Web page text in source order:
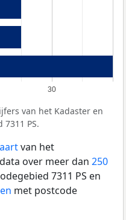
30
van het Kadaster en
PS.
van het
over meer dan 250
7311 PS en
met postcode